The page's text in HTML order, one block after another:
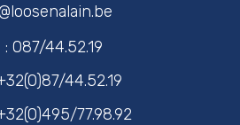
: 087/44.52.19
44.52.19
77.98.92